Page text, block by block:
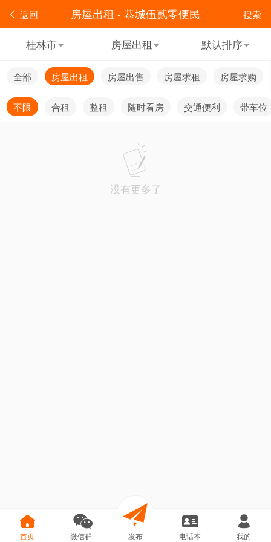
返回 搜索
房屋出租 - 恭城伍贰零便民
桂林市 房屋出租 默认排序
全部 房屋出租 房屋出售 房屋求租 房屋求购
不限 合租 整租 随时看房 交通便利 带车位
没有更多了
首页 微信群 发布 电话本 我的